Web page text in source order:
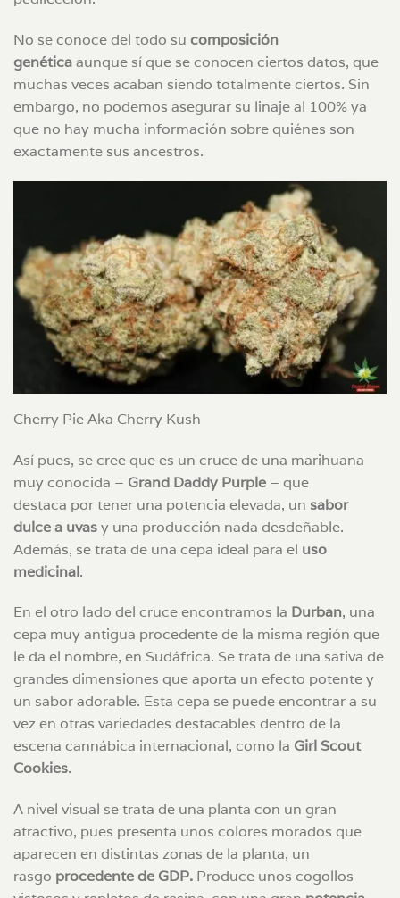
No se conoce del todo su composición
genéticaaunque sí que se conocen ciertos datos, que
muchas veces acaban siendo totalmente ciertos. Sin
embargo, no podemos asegurar su linaje al 100% ya
que no hay mucha información sobre quiénes son
exactamente sus ancestros.
Cherry Pie Aka Cherry Kush
Así pues, se cree que es un cruce de una marihuana
muy conocida – Grand Daddy Purple – que
destaca por tener una potencia elevada, un sabor
dulce a uvasy una producción nada desdeñable.
Además, se trata de una cepa ideal para el uso
medicinal.
En el otro lado del cruce encontramos la Durban, una
cepa muy antigua procedente de la misma región que
le da el nombre, en Sudáfrica. Se trata de una sativa de
grandes dimensiones que aporta un efecto potente y
un sabor adorable. Esta cepa se puede encontrar a su
vez en otras variedades destacables dentro de la
escena cannábica internacional, como la Girl Scout
Cookies.
A nivel visual se trata de una planta con un gran
atractivo, pues presenta unos colores morados que
aparecen en distintas zonas de la planta, un
rasgo procedente de GDP. Produce unos cogollos